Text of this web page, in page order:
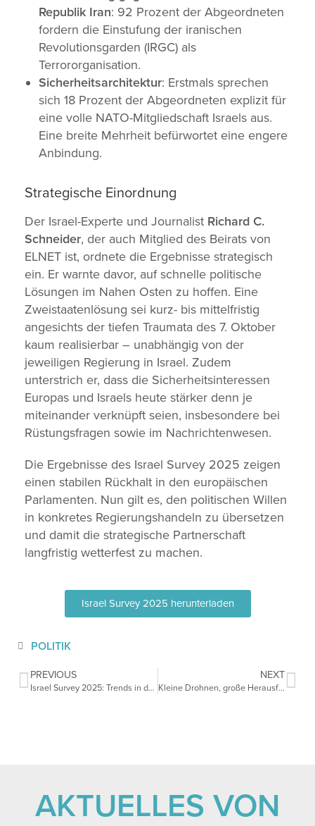
Republik Iran: 92 Prozent der Abgeordneten
fordern die Einstufung der iranischen
Revolutionsgarden (IRGC) als
Terrororganisation.
Sicherheitsarchitektur: Erstmals sprechen
sich 18 Prozent der Abgeordneten explizit für
eine volle NATO-Mitgliedschaft Israels aus.
Eine breite Mehrheit befürwortet eine engere
Anbindung.
Strategische Einordnung
Der Israel-Experte und Journalist Richard C.
Schneider, der auch Mitglied des Beirats von
ELNET ist, ordnete die Ergebnisse strategisch
ein. Er warnte davor, auf schnelle politische
Lösungen im Nahen Osten zu hoffen. Eine
Zweistaatenlösung sei kurz- bis mittelfristig
angesichts der tiefen Traumata des 7. Oktober
kaum realisierbar – unabhängig von der
jeweiligen Regierung in Israel. Zudem
unterstrich er, dass die Sicherheitsinteressen
Europas und Israels heute stärker denn je
miteinander verknüpft seien, insbesondere bei
Rüstungsfragen sowie im Nachrichtenwesen.
Die Ergebnisse des Israel Survey 2025 zeigen
einen stabilen Rückhalt in den europäischen
Parlamenten. Nun gilt es, den politischen Willen
in konkretes Regierungshandeln zu übersetzen
und damit die strategische Partnerschaft
langfristig wetterfest zu machen.
Israel Survey 2025 herunterladen
POLITIK
PREVIOUS
Israel Survey 2025: Trends in den europäisch-israelischen Beziehungen
NEXT
Kleine Drohnen, große Herausforderungen: deutsch-israelische Perspektiven auf neue Bedrohungen aus der Luft
AKTUELLES VON